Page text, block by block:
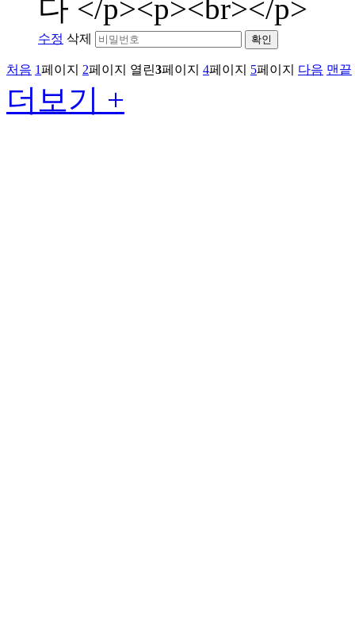
다 </p><p><br></p>
수정 삭제 확인
처음 1페이지 2페이지 열린3페이지 4페이지 5페이지 다음 맨끝
더보기 +